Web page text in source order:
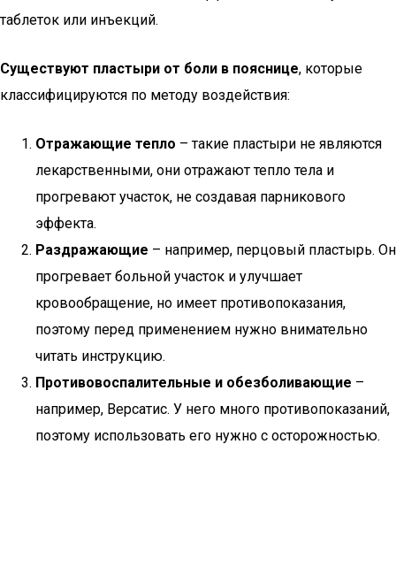
таблеток или инъекций.
Существуют пластыри от боли в пояснице, которые
классифицируются по методу воздействия:
Отражающие тепло – такие пластыри не являются
лекарственными, они отражают тепло тела и
прогревают участок, не создавая парникового
эффекта.
Раздражающие – например, перцовый пластырь. Он
прогревает больной участок и улучшает
кровообращение, но имеет противопоказания,
поэтому перед применением нужно внимательно
читать инструкцию.
Противовоспалительные и обезболивающие –
например, Версатис. У него много противопоказаний,
поэтому использовать его нужно с осторожностью.